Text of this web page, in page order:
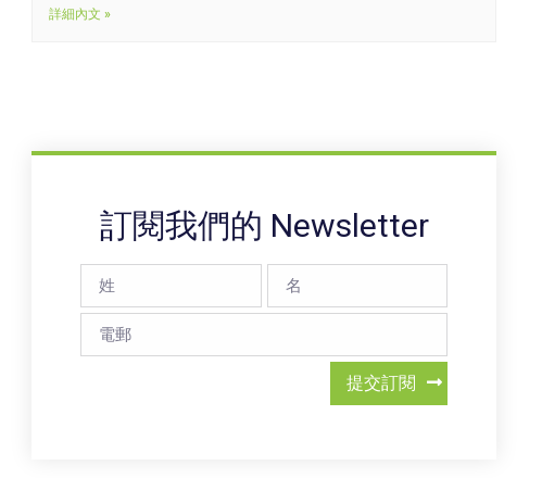
詳細內文 »
訂閱我們的 Newsletter
提交訂閱